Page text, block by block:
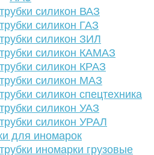
силикон ВАЗ
силикон ГАЗ
силикон ЗИЛ
силикон КАМАЗ
силикон КРАЗ
силикон МАЗ
силикон спецтехника
силикон УАЗ
силикон УРАЛ
для иномарок
иномарки грузовые